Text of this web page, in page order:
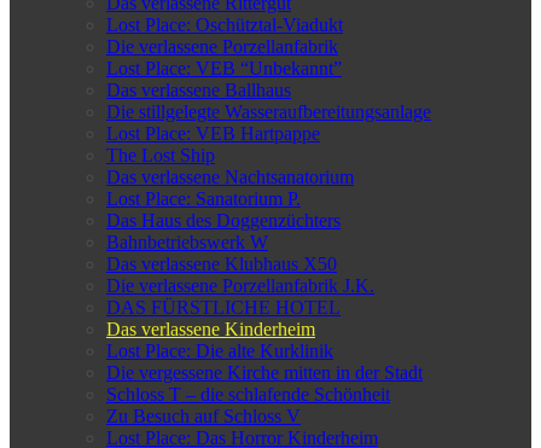
Lost Place: Oschütztal-Viadukt
Die verlassene Porzellanfabrik
Lost Place: VEB “Unbekannt”
Das verlassene Ballhaus
Die stillgelegte Wasseraufbereitungsanlage
Lost Place: VEB Hartpappe
The Lost Ship
Das verlassene Nachtsanatorium
Lost Place: Sanatorium P.
Das Haus des Doggenzüchters
Bahnbetriebswerk W
Das verlassene Klubhaus X50
Die verlassene Porzellanfabrik J.K.
DAS FÜRSTLICHE HOTEL
Das verlassene Kinderheim
Lost Place: Die alte Kurklinik
Die vergessene Kirche mitten in der Stadt
Schloss T – die schlafende Schönheit
Zu Besuch auf Schloss V
Lost Place: Das Horror Kinderheim